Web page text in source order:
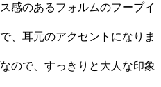
感のあるフォルムのフープイ
、耳元のアクセントになりま
ので、すっきりと大人な印象